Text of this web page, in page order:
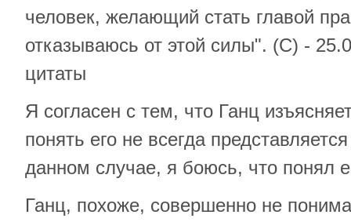
человек, желающий стать главой
отказываюсь от этой силы". (С) -
цитаты
Я согласен с тем, что Ганц
понять его не всегда
данном случае, я боюсь, что понял
Ганц, похоже, совершенно не